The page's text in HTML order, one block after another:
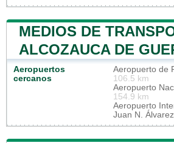
MEDIOS DE
ALCOZAUCA DE
Aeropuertos
cercanos
Aeropuerto de
106.5 km
Aeropuerto
154.9 km
Aeropuerto
Juan N. Álvarez